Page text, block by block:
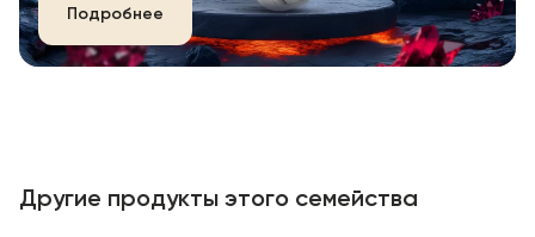
Подробнее
Другие продукты этого семейства